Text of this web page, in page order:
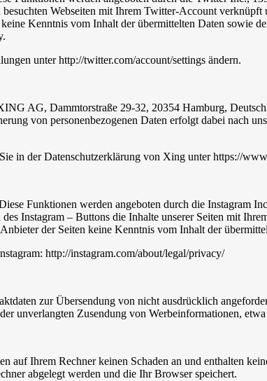
Webseiten mit Ihrem Twitter-Account verknüpft
Kenntnis vom Inhalt der übermittelten Daten sowie
unter http://twitter.com/account/settings ändern.
AG, Dammtorstraße 29-32, 20354 Hamburg,
von personenbezogenen Daten erfolgt dabei nach
in der Datenschutzerklärung von Xing unter https://
Funktionen werden angeboten durch die
Instagram – Buttons die Inhalte unserer Seiten mit
der Seiten keine Kenntnis vom Inhalt der
http://instagram.com/about/legal/privacy/
zur Übersendung von nicht ausdrücklich
unverlangten Zusendung von Werbeinformationen,
auf Ihrem Rechner keinen Schaden an und enthalten
abgelegt werden und die Ihr Browser speichert.